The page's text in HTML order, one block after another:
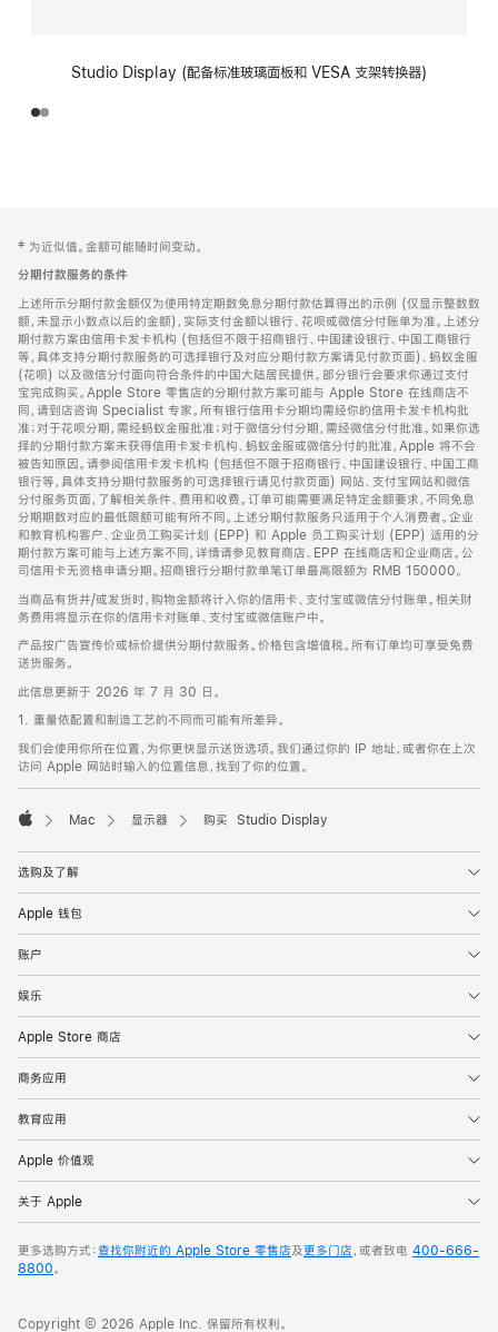
Studio Display (配备标准玻璃面板和 VESA 支架转换器)
页
页
脚
注
‡ 为近似值。金额可能随时间变动。
分期付款服务的条件
上述所示分期付款金额仅为使用特定期数免息分期付款估算得出的示例 (仅显示整数数
额，未显示小数点以后的金额)，实际支付金额以银行、花呗或微信分付账单为准。上述分
期付款方案由信用卡发卡机构 (包括但不限于招商银行、中国建设银行、中国工商银行
等，具体支持分期付款服务的可选择银行及对应分期付款方案请见付款页面)、蚂蚁金服
(花呗) 以及微信分付面向符合条件的中国大陆居民提供。部分银行会要求你通过支付
宝完成购买。Apple Store 零售店的分期付款方案可能与 Apple Store 在线商店不
同，请到店咨询 Specialist 专家。所有银行信用卡分期均需经你的信用卡发卡机构批
准；对于花呗分期，需经蚂蚁金服批准；对于微信分付分期，需经微信分付批准。如果你选
择的分期付款方案未获得信用卡发卡机构、蚂蚁金服或微信分付的批准，Apple 将不会
被告知原因。请参阅信用卡发卡机构 (包括但不限于招商银行、中国建设银行、中国工商
银行等，具体支持分期付款服务的可选择银行请见付款页面) 网站、支付宝网站和微信
分付服务页面，了解相关条件、费用和收费。订单可能需要满足特定金额要求，不同免息
分期期数对应的最低限额可能有所不同。上述分期付款服务只适用于个人消费者。企业
和教育机构客户、企业员工购买计划 (EPP) 和 Apple 员工购买计划 (EPP) 适用的分
期付款方案可能与上述方案不同，详情请参见教育商店、EPP 在线商店和企业商店。公
司信用卡无资格申请分期。招商银行分期付款单笔订单最高限额为 RMB 150000。
当商品有货并/或发货时，购物金额将计入你的信用卡、支付宝或微信分付账单。相关财
务费用将显示在你的信用卡对账单、支付宝或微信账户中。
产品按广告宣传价或标价提供分期付款服务。价格包含增值税。所有订单均可享受免费
送货服务。
此信息更新于 2026 年 7 月 30 日。
1. 重量依配置和制造工艺的不同而可能有所差异。
我们会使用你所在位置，为你更快显示送货选项。我们通过你的 IP 地址，或者你在上次
访问 Apple 网站时输入的位置信息，找到了你的位置。
Mac 显示器 购买 Studio Display
选购及了解
Apple 钱包
账户
娱乐
Apple Store 商店
商务应用
教育应用
Apple 价值观
关于 Apple
更多选购方式：查找你附近的 Apple Store 零售店及更多门店，或者致电 400-666-
8800。
Copyright © 2026 Apple Inc. 保留所有权利。